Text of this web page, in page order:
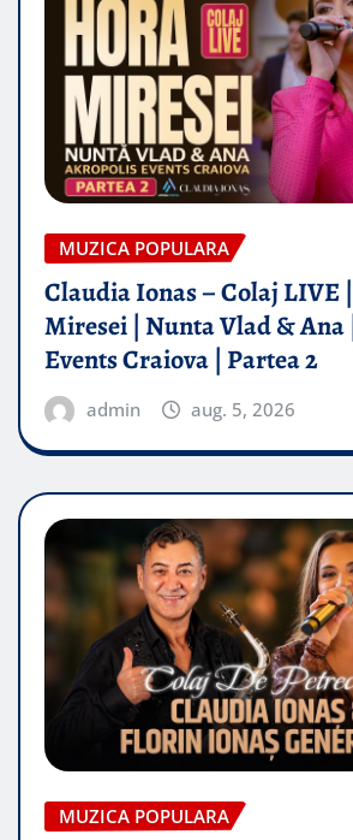
MUZICA POPULARA
Claudia Ionas – Colaj LIVE
Miresei | Nunta Vlad &
Events Craiova | Partea 2
admin aug. 5, 2026
MUZICA POPULARA